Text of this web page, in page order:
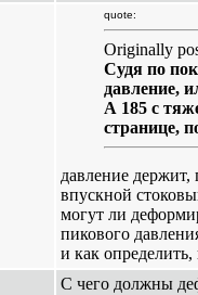
quote:
Originally
Судя по
давление,
А 185 с
странице,
давление держит,
впускной
могут ли
пикового
и как определить,
С чего должны